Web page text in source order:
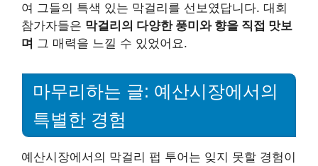
여 그들의 특색 있는 막걸리를 선보였답니다. 대회
참가자들은 막걸리의 다양한 풍미와 향을 직접 맛보
며 그 매력을 느낄 수 있었어요.
마무리하는 글: 예산시장에서의
특별한 경험
예산시장에서의 막걸리 펍 투어는 잊지 못할 경험이